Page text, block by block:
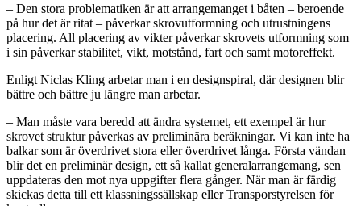
– Den stora problematiken är att arrangemanget i båten – beroende
på hur det är ritat – påverkar skrovutformning och utrustningens
placering. All placering av vikter påverkar skrovets utformning som
i sin påverkar stabilitet, vikt, motstånd, fart och samt motoreffekt.
Enligt Niclas Kling arbetar man i en designspiral, där designen blir
bättre och bättre ju längre man arbetar.
– Man måste vara beredd att ändra systemet, ett exempel är hur
skrovet struktur påverkas av preliminära beräkningar. Vi kan inte ha
balkar som är överdrivet stora eller överdrivet långa. Första vändan
blir det en preliminär design, ett så kallat generalarrangemang, sen
uppdateras den mot nya uppgifter flera gånger. När man är färdig
skickas detta till ett klassningssällskap eller Transporstyrelsen för